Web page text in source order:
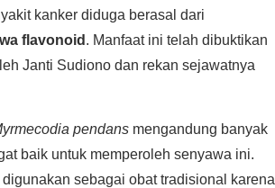
kanker diduga berasal dari
flavonoid . Manfaat ini telah dibuktikan
Janti Sudiono dan rekan sejawatnya
pendans mengandung banyak
baik untuk memperoleh senyawa ini.
sebagai obat tradisional karena